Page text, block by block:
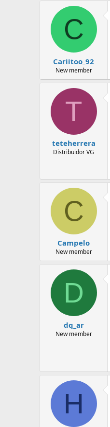
C
Cariitoo_92
New member
T
teteherrera
Distribuidor VG
C
Campelo
New member
D
dq_ar
New member
H